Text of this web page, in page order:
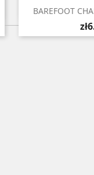

BAREFOOT